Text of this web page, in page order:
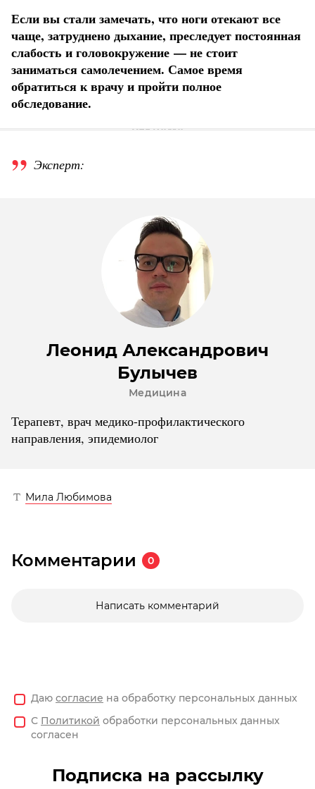
Если вы стали замечать, что ноги отекают все
чаще, затруднено дыхание, преследует постоянная
слабость и головокружение — не стоит
заниматься самолечением. Самое время
обратиться к врачу и пройти полное
обследование.
Эксперт:
Леонид Александрович
Булычев
Медицина
Терапевт, врач медико-профилактического
направления, эпидемиолог
Мила Любимова
Комментарии 0
Написать комментарий
Даю согласие на обработку персональных данных
С Политикой обработки персональных данных
согласен
Подписка на рассылку